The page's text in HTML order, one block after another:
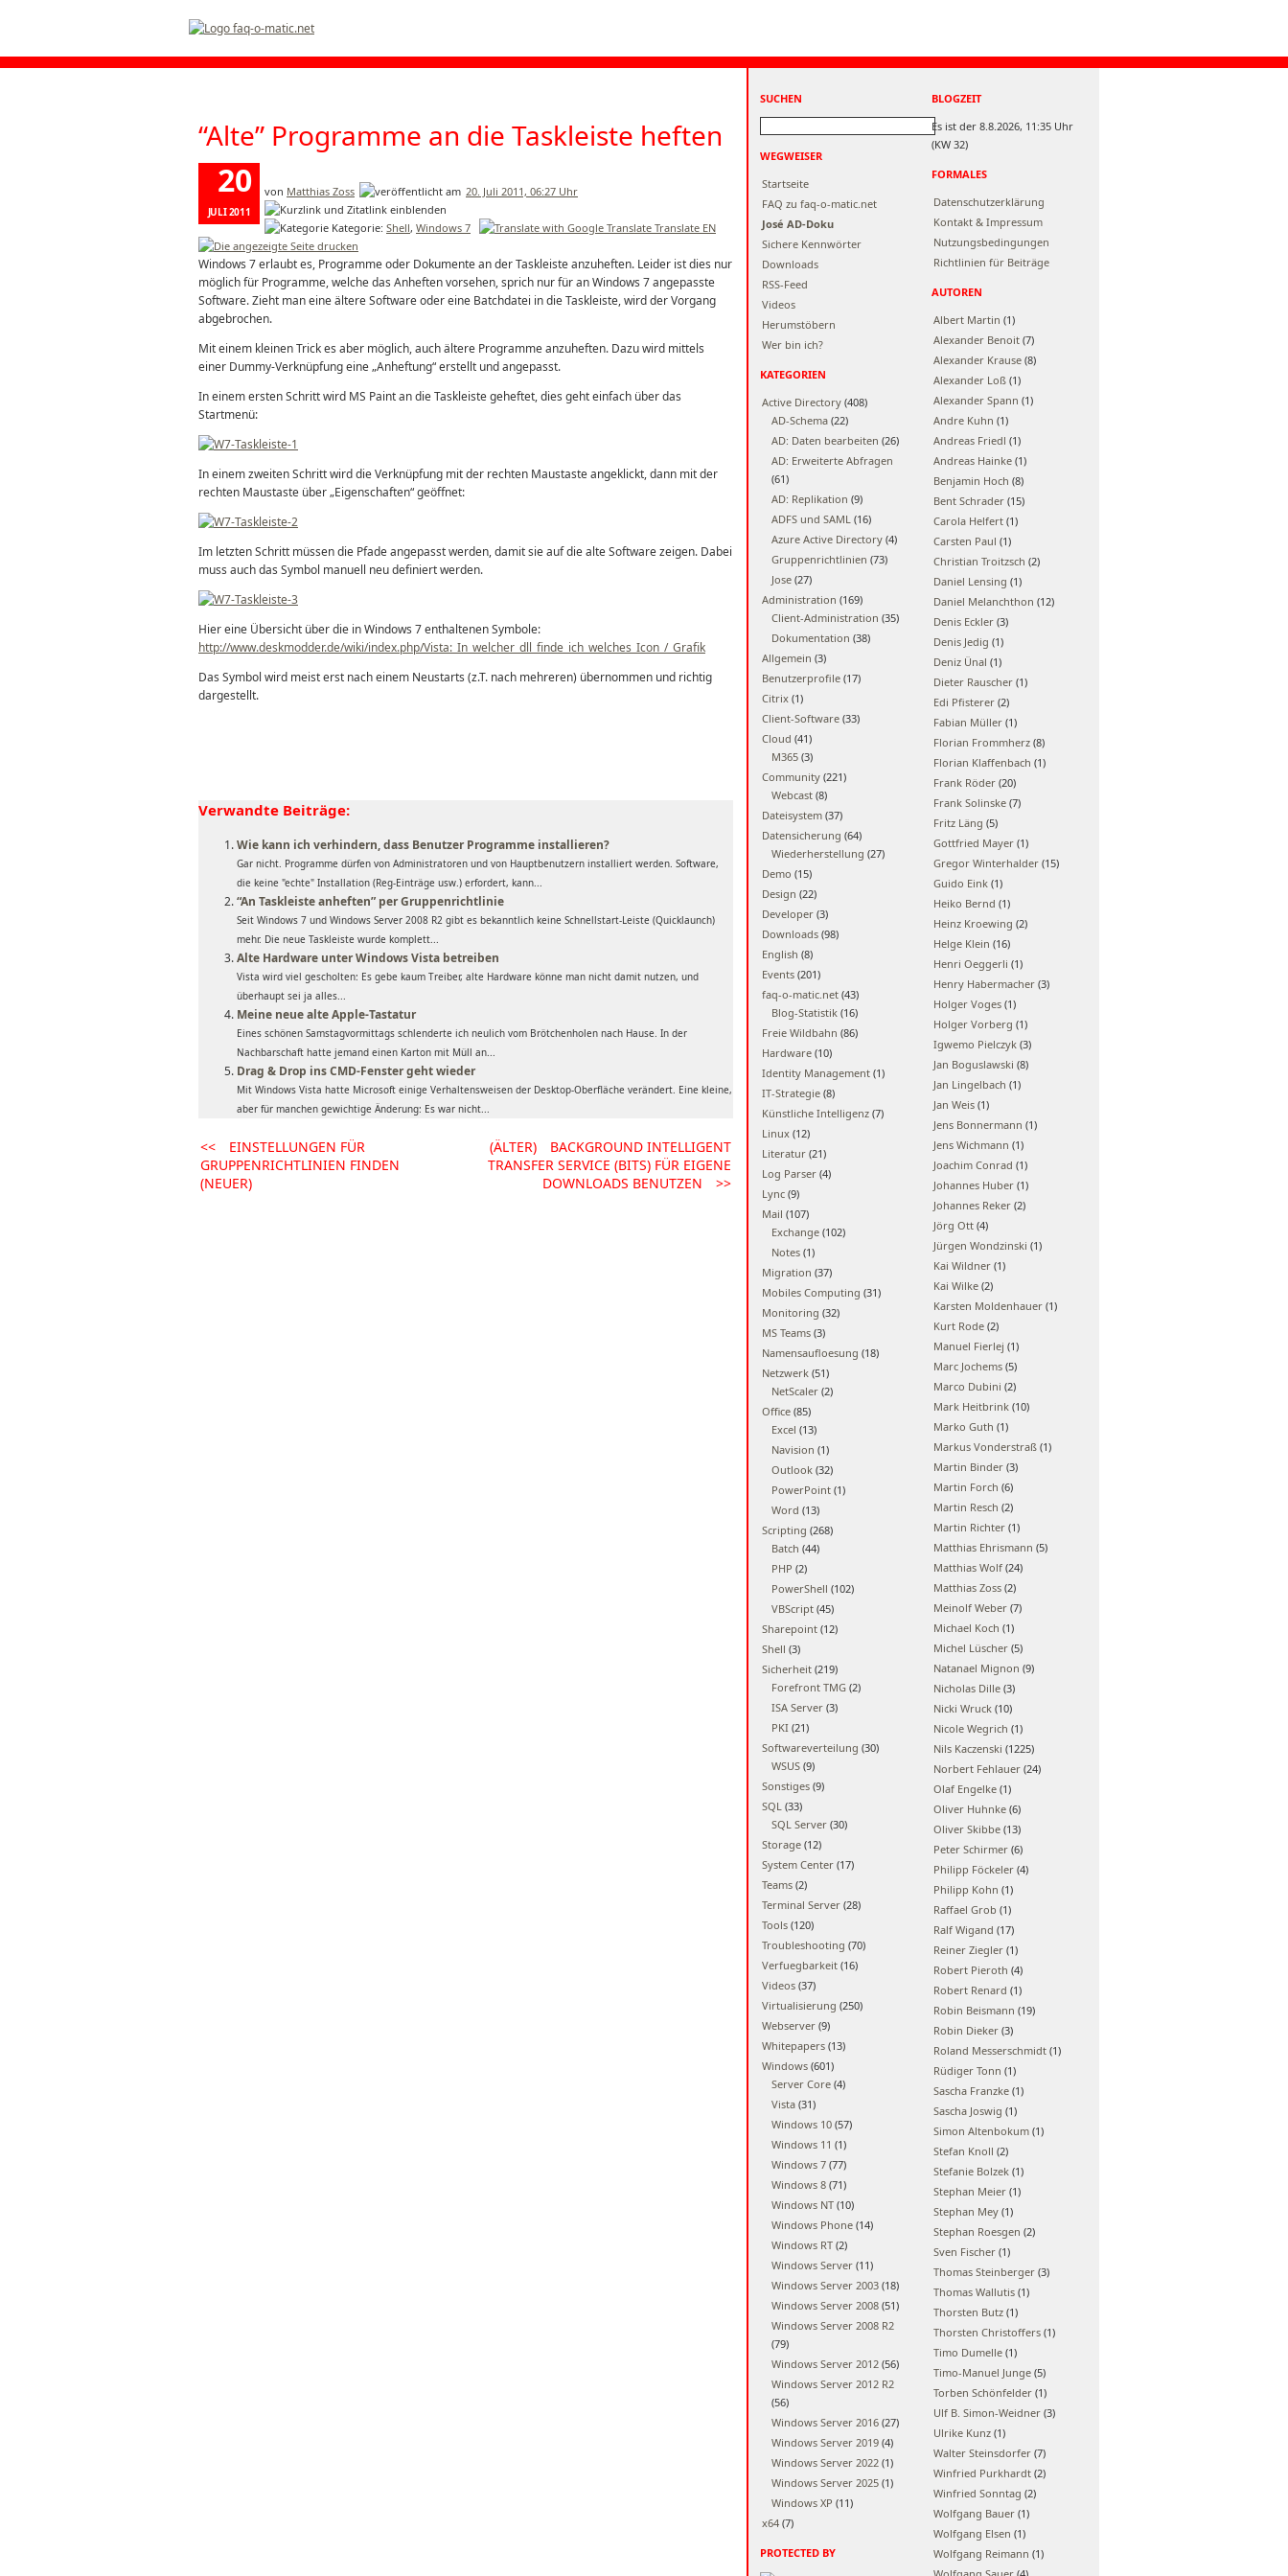
“Alte” Programme an die Taskleiste heften
20
JULI 2011
von Matthias Zoss 20. Juli 2011, 06:27 Uhr
Kategorie: Shell, Windows 7 Translate EN
Windows 7 erlaubt es, Programme oder Dokumente an der Taskleiste anzuheften. Leider ist dies nur
möglich für Programme, welche das Anheften vorsehen, sprich nur für an Windows 7 angepasste
Software. Zieht man eine ältere Software oder eine Batchdatei in die Taskleiste, wird der Vorgang
abgebrochen.
Mit einem kleinen Trick es aber möglich, auch ältere Programme anzuheften. Dazu wird mittels
einer Dummy-Verknüpfung eine „Anheftung“ erstellt und angepasst.
In einem ersten Schritt wird MS Paint an die Taskleiste geheftet, dies geht einfach über das
Startmenü:
In einem zweiten Schritt wird die Verknüpfung mit der rechten Maustaste angeklickt, dann mit der
rechten Maustaste über „Eigenschaften“ geöffnet:
Im letzten Schritt müssen die Pfade angepasst werden, damit sie auf die alte Software zeigen. Dabei
muss auch das Symbol manuell neu definiert werden.
Hier eine Übersicht über die in Windows 7 enthaltenen Symbole:
http://www.deskmodder.de/wiki/index.php/Vista:_In_welcher_dll_finde_ich_welches_Icon_/_Grafik
Das Symbol wird meist erst nach einem Neustarts (z.T. nach mehreren) übernommen und richtig
dargestellt.
Verwandte Beiträge:
Wie kann ich verhindern, dass Benutzer Programme installieren?
Gar nicht. Programme dürfen von Administratoren und von Hauptbenutzern installiert werden. Software,
die keine "echte" Installation (Reg-Einträge usw.) erfordert, kann...
“An Taskleiste anheften” per Gruppenrichtlinie
Seit Windows 7 und Windows Server 2008 R2 gibt es bekanntlich keine Schnellstart-Leiste (Quicklaunch)
mehr. Die neue Taskleiste wurde komplett...
Alte Hardware unter Windows Vista betreiben
Vista wird viel gescholten: Es gebe kaum Treiber, alte Hardware könne man nicht damit nutzen, und
überhaupt sei ja alles...
Meine neue alte Apple-Tastatur
Eines schönen Samstagvormittags schlenderte ich neulich vom Brötchenholen nach Hause. In der
Nachbarschaft hatte jemand einen Karton mit Müll an...
Drag & Drop ins CMD-Fenster geht wieder
Mit Windows Vista hatte Microsoft einige Verhaltensweisen der Desktop-Oberfläche verändert. Eine kleine,
aber für manchen gewichtige Änderung: Es war nicht...
<<
EINSTELLUNGEN FÜR
GRUPPENRICHTLINIEN FINDEN
(NEUER)
(ÄLTER)
BACKGROUND INTELLIGENT
TRANSFER SERVICE (BITS) FÜR EIGENE
DOWNLOADS BENUTZEN
>>
SUCHEN
WEGWEISER
Startseite
FAQ zu faq-o-matic.net
José AD-Doku
Sichere Kennwörter
Downloads
RSS-Feed
Videos
Herumstöbern
Wer bin ich?
KATEGORIEN
Active Directory (408)
AD-Schema (22)
AD: Daten bearbeiten (26)
AD: Erweiterte Abfragen
(61)
AD: Replikation (9)
ADFS und SAML (16)
Azure Active Directory (4)
Gruppenrichtlinien (73)
Jose (27)
Administration (169)
Client-Administration (35)
Dokumentation (38)
Allgemein (3)
Benutzerprofile (17)
Citrix (1)
Client-Software (33)
Cloud (41)
M365 (3)
Community (221)
Webcast (8)
Dateisystem (37)
Datensicherung (64)
Wiederherstellung (27)
Demo (15)
Design (22)
Developer (3)
Downloads (98)
English (8)
Events (201)
faq-o-matic.net (43)
Blog-Statistik (16)
Freie Wildbahn (86)
Hardware (10)
Identity Management (1)
IT-Strategie (8)
Künstliche Intelligenz (7)
Linux (12)
Literatur (21)
Log Parser (4)
Lync (9)
Mail (107)
Exchange (102)
Notes (1)
Migration (37)
Mobiles Computing (31)
Monitoring (32)
MS Teams (3)
Namensaufloesung (18)
Netzwerk (51)
NetScaler (2)
Office (85)
Excel (13)
Navision (1)
Outlook (32)
PowerPoint (1)
Word (13)
Scripting (268)
Batch (44)
PHP (2)
PowerShell (102)
VBScript (45)
Sharepoint (12)
Shell (3)
Sicherheit (219)
Forefront TMG (2)
ISA Server (3)
PKI (21)
Softwareverteilung (30)
WSUS (9)
Sonstiges (9)
SQL (33)
SQL Server (30)
Storage (12)
System Center (17)
Teams (2)
Terminal Server (28)
Tools (120)
Troubleshooting (70)
Verfuegbarkeit (16)
Videos (37)
Virtualisierung (250)
Webserver (9)
Whitepapers (13)
Windows (601)
Server Core (4)
Vista (31)
Windows 10 (57)
Windows 11 (1)
Windows 7 (77)
Windows 8 (71)
Windows NT (10)
Windows Phone (14)
Windows RT (2)
Windows Server (11)
Windows Server 2003 (18)
Windows Server 2008 (51)
Windows Server 2008 R2
(79)
Windows Server 2012 (56)
Windows Server 2012 R2
(56)
Windows Server 2016 (27)
Windows Server 2019 (4)
Windows Server 2022 (1)
Windows Server 2025 (1)
Windows XP (11)
x64 (7)
PROTECTED BY
BLOGZEIT
Es ist der 8.8.2026, 11:35 Uhr
(KW 32)
FORMALES
Datenschutzerklärung
Kontakt & Impressum
Nutzungsbedingungen
Richtlinien für Beiträge
AUTOREN
Albert Martin (1)
Alexander Benoit (7)
Alexander Krause (8)
Alexander Loß (1)
Alexander Spann (1)
Andre Kuhn (1)
Andreas Friedl (1)
Andreas Hainke (1)
Benjamin Hoch (8)
Bent Schrader (15)
Carola Helfert (1)
Carsten Paul (1)
Christian Troitzsch (2)
Daniel Lensing (1)
Daniel Melanchthon (12)
Denis Eckler (3)
Denis Jedig (1)
Deniz Ünal (1)
Dieter Rauscher (1)
Edi Pfisterer (2)
Fabian Müller (1)
Florian Frommherz (8)
Florian Klaffenbach (1)
Frank Röder (20)
Frank Solinske (7)
Fritz Läng (5)
Gottfried Mayer (1)
Gregor Winterhalder (15)
Guido Eink (1)
Heiko Bernd (1)
Heinz Kroewing (2)
Helge Klein (16)
Henri Oeggerli (1)
Henry Habermacher (3)
Holger Voges (1)
Holger Vorberg (1)
Igwemo Pielczyk (3)
Jan Boguslawski (8)
Jan Lingelbach (1)
Jan Weis (1)
Jens Bonnermann (1)
Jens Wichmann (1)
Joachim Conrad (1)
Johannes Huber (1)
Johannes Reker (2)
Jörg Ott (4)
Jürgen Wondzinski (1)
Kai Wildner (1)
Kai Wilke (2)
Karsten Moldenhauer (1)
Kurt Rode (2)
Manuel Fierlej (1)
Marc Jochems (5)
Marco Dubini (2)
Mark Heitbrink (10)
Marko Guth (1)
Markus Vonderstraß (1)
Martin Binder (3)
Martin Forch (6)
Martin Resch (2)
Martin Richter (1)
Matthias Ehrismann (5)
Matthias Wolf (24)
Matthias Zoss (2)
Meinolf Weber (7)
Michael Koch (1)
Michel Lüscher (5)
Natanael Mignon (9)
Nicholas Dille (3)
Nicki Wruck (10)
Nicole Wegrich (1)
Nils Kaczenski (1225)
Norbert Fehlauer (24)
Olaf Engelke (1)
Oliver Huhnke (6)
Oliver Skibbe (13)
Peter Schirmer (6)
Philipp Föckeler (4)
Philipp Kohn (1)
Raffael Grob (1)
Ralf Wigand (17)
Reiner Ziegler (1)
Robert Pieroth (4)
Robert Renard (1)
Robin Beismann (19)
Robin Dieker (3)
Roland Messerschmidt (1)
Rüdiger Tonn (1)
Sascha Franzke (1)
Sascha Joswig (1)
Simon Altenbokum (1)
Stefan Knoll (2)
Stefanie Bolzek (1)
Stephan Meier (1)
Stephan Mey (1)
Stephan Roesgen (2)
Sven Fischer (1)
Thomas Steinberger (3)
Thomas Wallutis (1)
Thorsten Butz (1)
Thorsten Christoffers (1)
Timo Dumelle (1)
Timo-Manuel Junge (5)
Torben Schönfelder (1)
Ulf B. Simon-Weidner (3)
Ulrike Kunz (1)
Walter Steinsdorfer (7)
Winfried Purkhardt (2)
Winfried Sonntag (2)
Wolfgang Bauer (1)
Wolfgang Elsen (1)
Wolfgang Reimann (1)